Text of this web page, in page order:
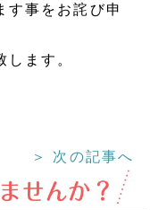
す事をお詫び申
ます。
＞ 次の記事へ